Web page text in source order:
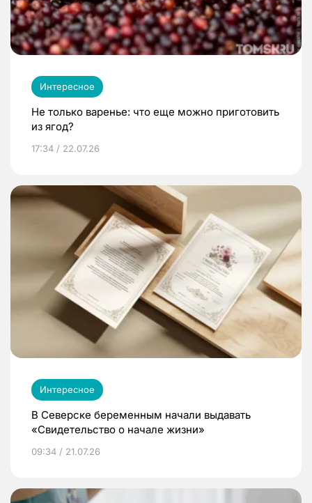
Интересное
Не только варенье: что еще можно приготовить
из ягод?
17:34 / 22.07.26
Интересное
В Северске беременным начали выдавать
«Свидетельство о начале жизни»
09:34 / 21.07.26